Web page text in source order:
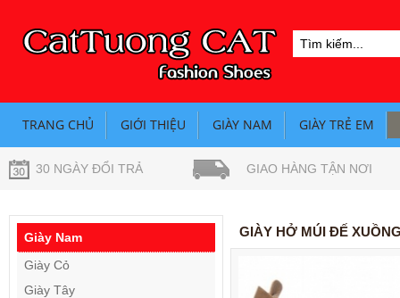
TRANG CHỦ GIỚI THIỆU GIÀY NAM GIÀY TRẺ EM
30 NGÀY ĐỔI TRẢ GIAO HÀNG TẬN NƠI
Giày Nam
Giày Cỏ
Giày Tây
GIÀY HỞ MÚI ĐẾ